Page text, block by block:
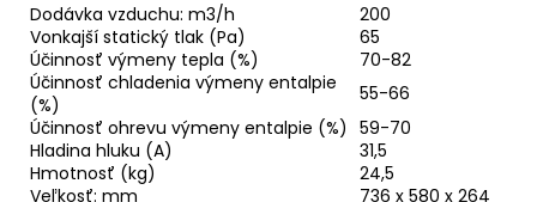
Dodávka vzduchu: m3/h
200
Vonkajší statický tlak (Pa)
65
Účinnosť výmeny tepla (%)
70-82
Účinnosť chladenia výmeny entalpie
(%)
55-66
Účinnosť ohrevu výmeny entalpie (%) 59-70
Hladina hluku (A)
31,5
Hmotnosť (kg)
24,5
Veľkosť: mm
736 x 580 x 264